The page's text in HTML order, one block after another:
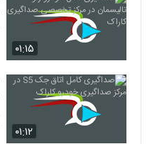
۰۱:۱۵
۰۱:۱۲